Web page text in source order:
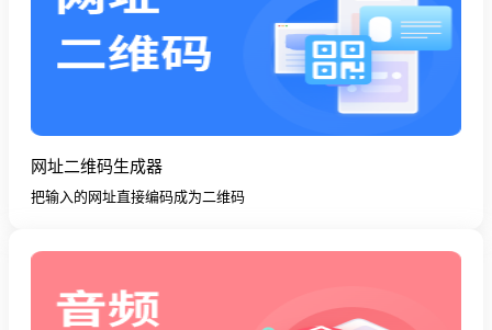
网址二维码生成器
把输入的网址直接编码成为二维码